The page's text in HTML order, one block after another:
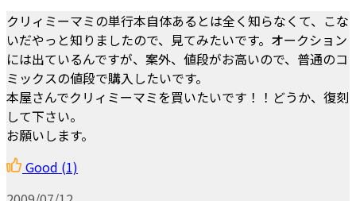
クリィミーマミの単行本自体あるとは全く知らなくて、こな
いだやっと知りましたので、見てみたいです。オークション
には出ているんですが、案外、値段がお高いので、普通のコ
ミックスの値段で購入したいです。
本屋さんでクリィミーマミを買いたいです！！どうか、復刻
して下さい。
お願いします。
Good (1)